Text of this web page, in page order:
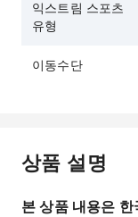
익스트림 스포츠
유형
이동수단
상품 설명
본 상품 내용은